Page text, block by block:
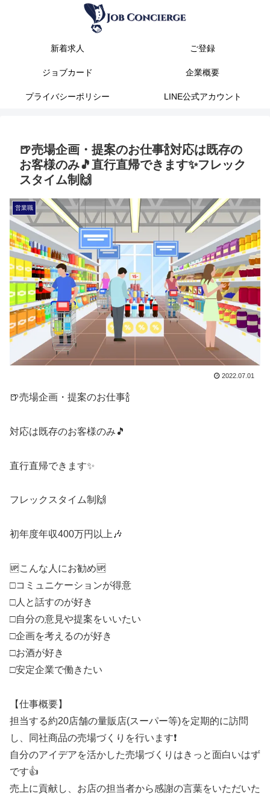
新着求人 ご登録
ジョブカード 企業概要
プライバシーポリシー LINE公式アカウント
🍺売場企画・提案のお仕事🍾対応は既存の
お客様のみ🎵直行直帰できます✨フレック
スタイム制🙌
営業職
2022.07.01
🍺売場企画・提案のお仕事🍾
対応は既存のお客様のみ🎵
直行直帰できます✨
フレックスタイム制🙌
初年度年収400万円以上🎶
🆙こんな人にお勧め🆙
□コミュニケーションが得意
□人と話すのが好き
□自分の意見や提案をいいたい
□企画を考えるのが好き
□お酒が好き
□安定企業で働きたい
【仕事概要】
担当する約20店舗の量販店(スーパー等)を定期的に訪問
し、同社商品の売場づくりを行います❗
自分のアイデアを活かした売場づくりはきっと面白いはず
です👍
売上に貢献し、お店の担当者から感謝の言葉をいただいた